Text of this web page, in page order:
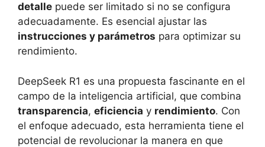
detalle puede ser limitado si no se configura
adecuadamente. Es esencial ajustar las
instrucciones y parámetros para optimizar su
rendimiento.
DeepSeek R1 es una propuesta fascinante en el
campo de la inteligencia artificial, que combina
transparencia, eficiencia y rendimiento. Con
el enfoque adecuado, esta herramienta tiene el
potencial de revolucionar la manera en que